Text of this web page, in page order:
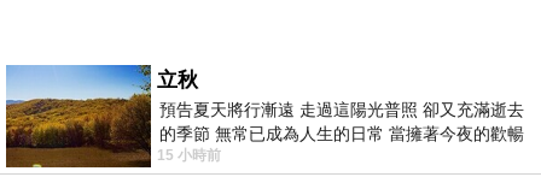
立秋
預告夏天將行漸遠 走過這陽光普照 卻又充滿逝去
的季節 無常已成為人生的日常 當擁著今夜的歡暢
舒心 轉眼驟成昨日 而明晨 太陽
15 小時前